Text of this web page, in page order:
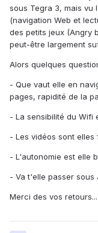
sous Tegra 3, mais vu
(navigation Web et
des petits jeux (Angry
peut-être largement
Alors quelques
- Que vaut elle en
pages, rapidité de la
- La sensibilité du Wifi
- Les vidéos sont elles
- L'autonomie est elle
- Va t'elle passer sous
Merci des vos retours...